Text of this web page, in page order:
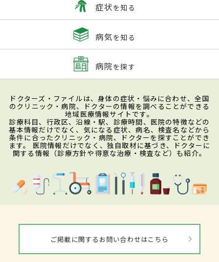
症状を知る
病気を知る
病院を探す
ドクターズ・ファイルは、身体の症状・悩みに合わせ、全国
のクリニック・病院、ドクターの情報を調べることができる
地域医療情報サイトです。
診療科目、行政区、沿線・駅、診療時間、医院の特徴などの
基本情報だけでなく、気になる症状、病名、検査名などから
条件に合ったクリニック・病院、ドクターを探すことができ
ます。 医院情報だけでなく、独自取材に基づき、ドクターに
関する情報（診療方針や得意な治療・検査など）も紹介。
ご掲載に関するお問い合わせはこちら